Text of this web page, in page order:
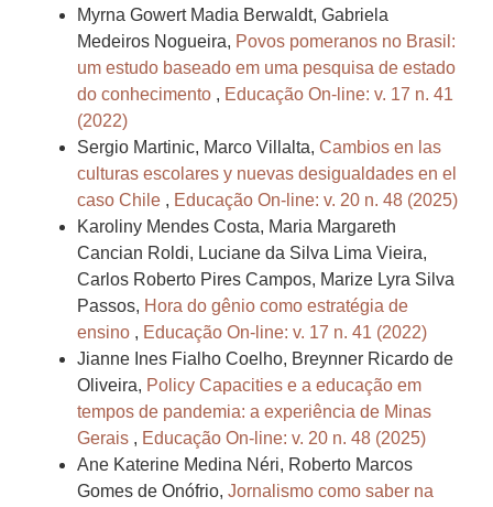
Myrna Gowert Madia Berwaldt, Gabriela
Medeiros Nogueira, Povos pomeranos no Brasil:
um estudo baseado em uma pesquisa de estado
do conhecimento , Educação On-line: v. 17 n. 41
(2022)
Sergio Martinic, Marco Villalta, Cambios en las
culturas escolares y nuevas desigualdades en el
caso Chile , Educação On-line: v. 20 n. 48 (2025)
Karoliny Mendes Costa, Maria Margareth
Cancian Roldi, Luciane da Silva Lima Vieira,
Carlos Roberto Pires Campos, Marize Lyra Silva
Passos, Hora do gênio como estratégia de
ensino , Educação On-line: v. 17 n. 41 (2022)
Jianne Ines Fialho Coelho, Breynner Ricardo de
Oliveira, Policy Capacities e a educação em
tempos de pandemia: a experiência de Minas
Gerais , Educação On-line: v. 20 n. 48 (2025)
Ane Katerine Medina Néri, Roberto Marcos
Gomes de Onófrio, Jornalismo como saber na